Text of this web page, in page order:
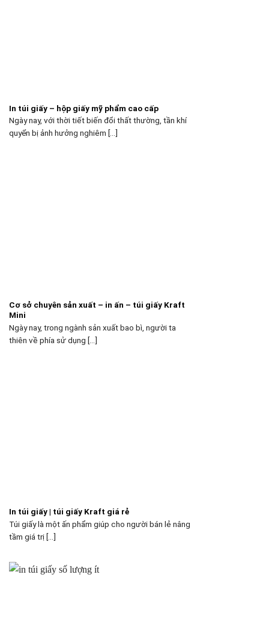
In túi giấy – hộp giấy mỹ phẩm cao cấp
Ngày nay, với thời tiết biến đổi thất thường, tần khí
quyển bị ảnh hưởng nghiêm [...]
Cơ sở chuyên sản xuất – in ấn – túi giấy Kraft
Mini
Ngày nay, trong ngành sản xuất bao bì, người ta
thiên về phía sử dụng [...]
In túi giấy | túi giấy Kraft giá rẻ
Túi giấy là một ấn phẩm giúp cho người bán lẻ nâng
tầm giá trị [...]